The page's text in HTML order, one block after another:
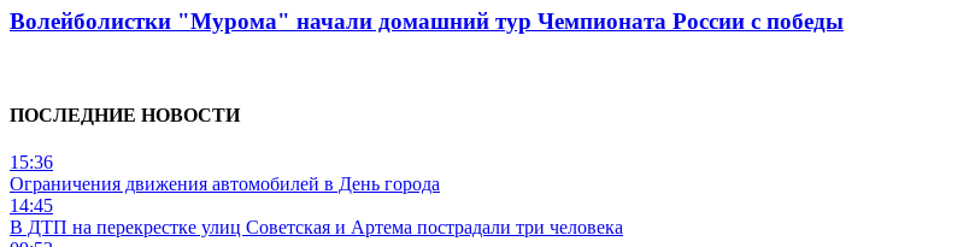
Волейболистки "Мурома" начали домашний тур Чемпионата России с победы
ПОСЛЕДНИЕ НОВОСТИ
15:36
Ограничения движения автомобилей в День города
14:45
В ДТП на перекрестке улиц Советская и Артема пострадали три человека